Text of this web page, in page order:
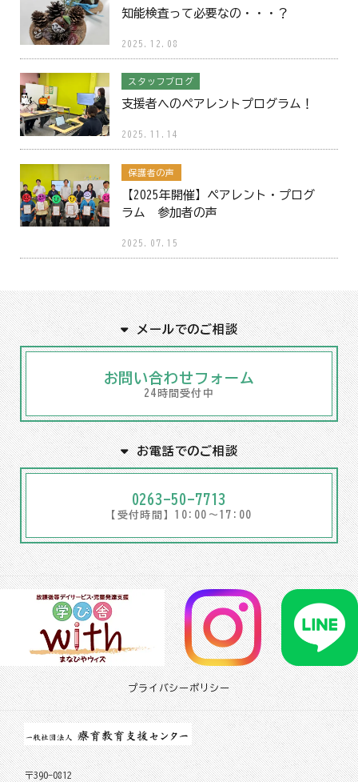
知能検査って必要なの・・・？
2025.12.08
スタッフブログ
支援者へのペアレントプログラム！
2025.11.14
保護者の声
【2025年開催】ペアレント・プログ
ラム 参加者の声
2025.07.15
メールでのご相談
お問い合わせフォーム
24時間受付中
お電話でのご相談
0263-50-7713
【受付時間】10:00～17:00
プライバシーポリシー
〒390-0812